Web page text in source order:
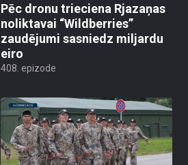
Pēc dronu trieciena Rjazaņas
noliktavai “Wildberries”
zaudējumi sasniedz miljardu
eiro
408. epizode